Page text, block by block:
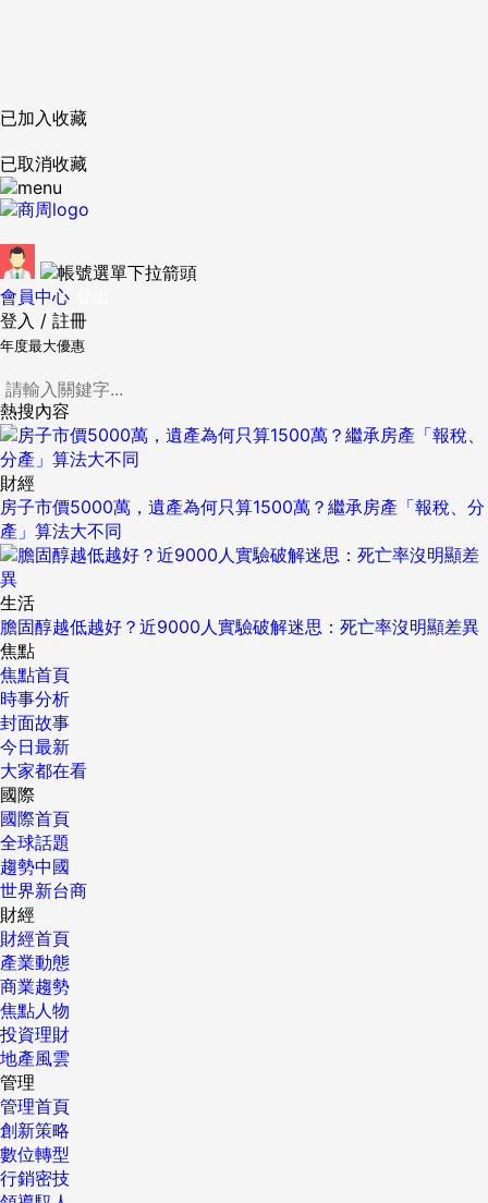
已加入收藏
已取消收藏
會員中心
登入 / 註冊
年度最大優惠
熱搜內容
財經
房子市價5000萬，遺產為何只算1500萬？繼承房產「報稅、分
產」算法大不同
生活
膽固醇越低越好？近9000人實驗破解迷思：死亡率沒明顯差異
焦點
焦點首頁
時事分析
封面故事
今日最新
大家都在看
國際
國際首頁
全球話題
趨勢中國
世界新台商
財經
財經首頁
產業動態
商業趨勢
焦點人物
投資理財
地產風雲
管理
管理首頁
創新策略
數位轉型
行銷密技